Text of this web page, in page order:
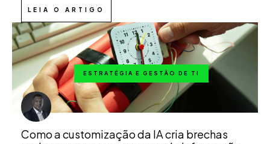
LEIA O ARTIGO
ESTRATÉGIA E GESTÃO DE TI
Como a customização da IA cria brechas